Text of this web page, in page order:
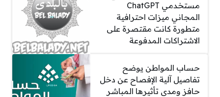
مستخدمي ChatGPT
المجاني ميزات احترافية
متطورة كانت مقتصرة على
الاشتراكات المدفوعة
حساب المواطن يوضح
تفاصيل آلية الإفصاح عن دخل
حافز ومدى تأثيرها المباشر